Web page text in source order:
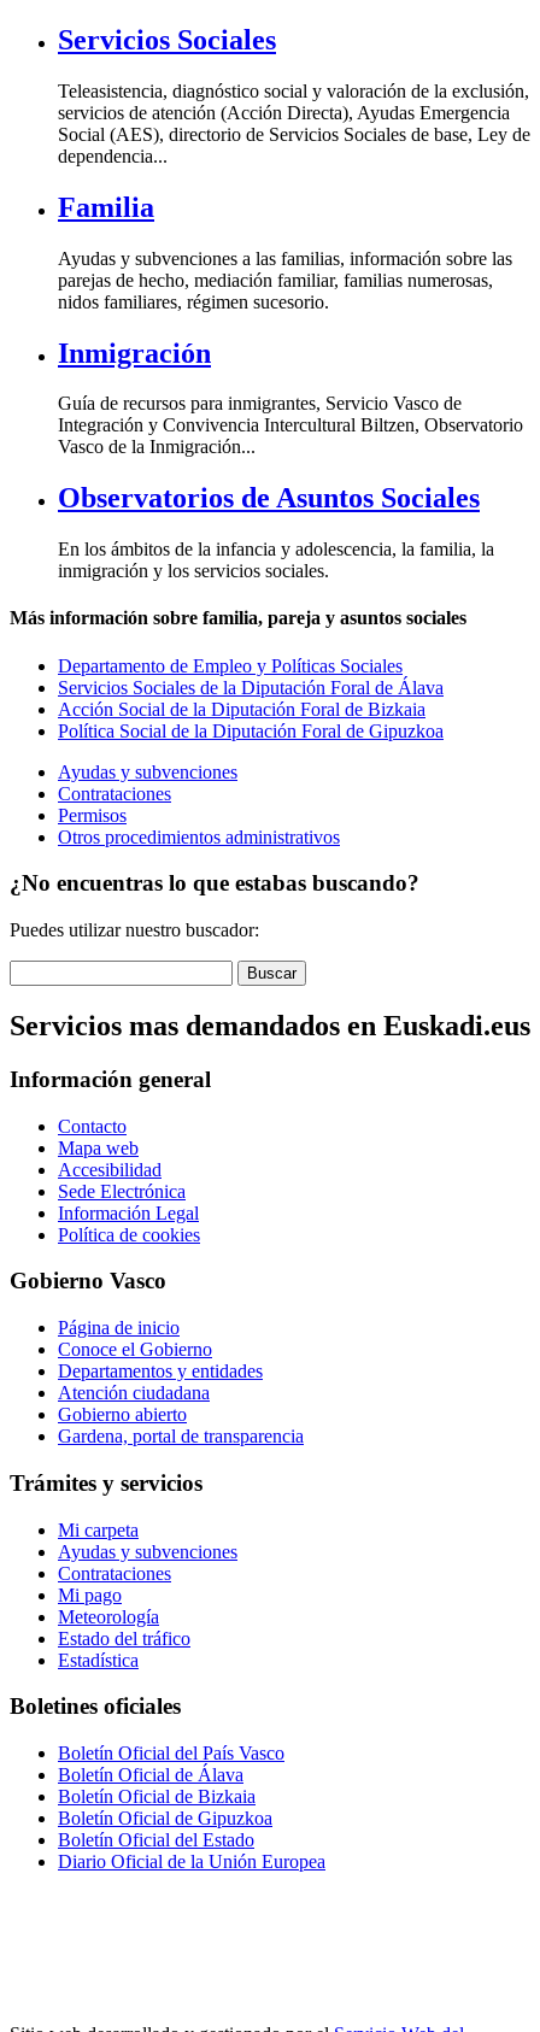
Servicios Sociales
Teleasistencia, diagnóstico social y valoración de la exclusión,
servicios de atención (Acción Directa), Ayudas Emergencia
Social (AES), directorio de Servicios Sociales de base, Ley de
dependencia...
Familia
Ayudas y subvenciones a las familias, información sobre las
parejas de hecho, mediación familiar, familias numerosas,
nidos familiares, régimen sucesorio.
Inmigración
Guía de recursos para inmigrantes, Servicio Vasco de
Integración y Convivencia Intercultural Biltzen, Observatorio
Vasco de la Inmigración...
Observatorios de Asuntos Sociales
En los ámbitos de la infancia y adolescencia, la familia, la
inmigración y los servicios sociales.
Más información sobre familia, pareja y asuntos sociales
Departamento de Empleo y Políticas Sociales
Servicios Sociales de la Diputación Foral de Álava
Acción Social de la Diputación Foral de Bizkaia
Política Social de la Diputación Foral de Gipuzkoa
Ayudas y subvenciones
Contrataciones
Permisos
Otros procedimientos administrativos
¿No encuentras lo que estabas buscando?
Puedes utilizar nuestro buscador:
Servicios mas demandados en Euskadi.eus
Información general
Contacto
Mapa web
Accesibilidad
Sede Electrónica
Información Legal
Política de cookies
Gobierno Vasco
Página de inicio
Conoce el Gobierno
Departamentos y entidades
Atención ciudadana
Gobierno abierto
Gardena, portal de transparencia
Trámites y servicios
Mi carpeta
Ayudas y subvenciones
Contrataciones
Mi pago
Meteorología
Estado del tráfico
Estadística
Boletines oficiales
Boletín Oficial del País Vasco
Boletín Oficial de Álava
Boletín Oficial de Bizkaia
Boletín Oficial de Gipuzkoa
Boletín Oficial del Estado
Diario Oficial de la Unión Europea